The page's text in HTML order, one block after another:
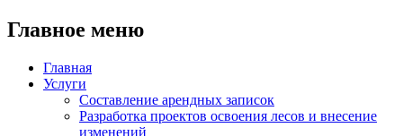
Главное меню
Главная
Услуги
Составление арендных записок
Разработка проектов освоения лесов и внесение
изменений